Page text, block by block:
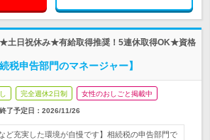
土日祝休み★有給取得推奨！5連休取得OK★資格
申告部門のマネージャー】
完全週休2日制 女性のおしごと掲載中
終了予定日： 2026/11/26
ど充実した環境が自慢です】相続税の申告部門で